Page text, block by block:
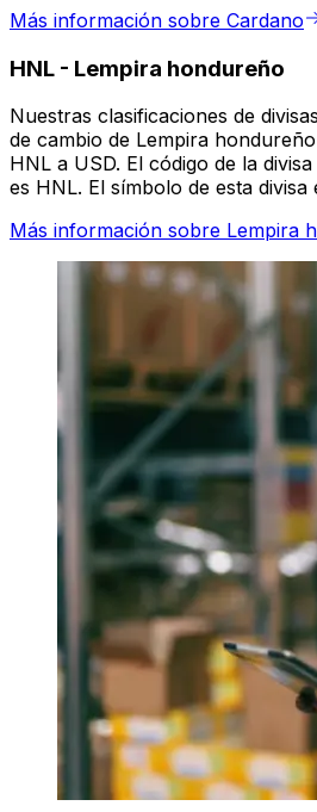
Más información sobre Cardano
HNL - Lempira hondureño
Nuestras clasificaciones de
de cambio de Lempira
HNL a USD. El código de la
es HNL. El símbolo de esta divisa
Más información sobre Lempira